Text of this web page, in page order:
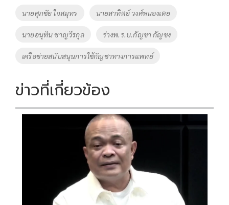
k k
นายศุภชัย ใจสมุทร นายสาทิตย์ วงศ์หนองเตย
นายอนุทิน ชาญวีรกุล ร่างพ.ร.บ.กัญชา กัญชง
เครือข่ายสนับสนุนการใช้กัญชาทางการแพทย์
ข่าวที่เกี่ยวข้อง